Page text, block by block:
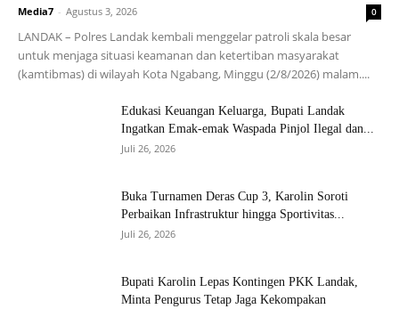
Media7 - Agustus 3, 2026 0
LANDAK – Polres Landak kembali menggelar patroli skala besar
untuk menjaga situasi keamanan dan ketertiban masyarakat
(kamtibmas) di wilayah Kota Ngabang, Minggu (2/8/2026) malam....
Edukasi Keuangan Keluarga, Bupati Landak
Ingatkan Emak-emak Waspada Pinjol Ilegal dan...
Juli 26, 2026
Buka Turnamen Deras Cup 3, Karolin Soroti
Perbaikan Infrastruktur hingga Sportivitas...
Juli 26, 2026
Bupati Karolin Lepas Kontingen PKK Landak,
Minta Pengurus Tetap Jaga Kekompakan